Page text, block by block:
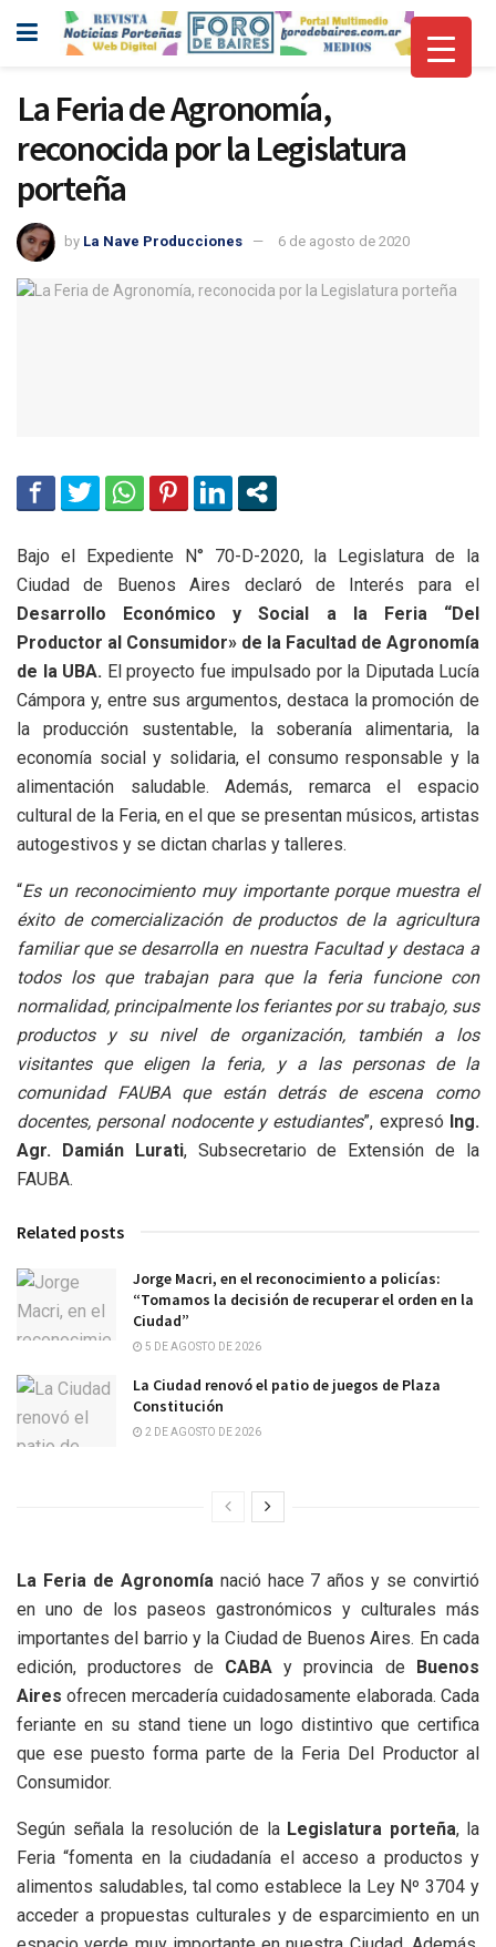
La Feria de Agronomía,
reconocida por la Legislatura
porteña
by La Nave Producciones 6 de agosto de 2020
Bajo el Expediente N° 70-D-2020, la Legislatura de la
Ciudad de Buenos Aires declaró de Interés para el
Desarrollo Económico y Social a la Feria “Del
Productor al Consumidor» de la Facultad de Agronomía
de la UBA. El proyecto fue impulsado por la Diputada Lucía
Cámpora y, entre sus argumentos, destaca la promoción de
la producción sustentable, la soberanía alimentaria, la
economía social y solidaria, el consumo responsable y la
alimentación saludable. Además, remarca el espacio
cultural de la Feria, en el que se presentan músicos, artistas
autogestivos y se dictan charlas y talleres.
“Es un reconocimiento muy importante porque muestra el
éxito de comercialización de productos de la agricultura
familiar que se desarrolla en nuestra Facultad y destaca a
todos los que trabajan para que la feria funcione con
normalidad, principalmente los feriantes por su trabajo, sus
productos y su nivel de organización, también a los
visitantes que eligen la feria, y a las personas de la
comunidad FAUBA que están detrás de escena como
docentes, personal nodocente y estudiantes”, expresó Ing.
Agr. Damián Lurati, Subsecretario de Extensión de la
FAUBA.
Related posts
Jorge Macri, en el reconocimiento a policías:
“Tomamos la decisión de recuperar el orden en la
Ciudad”
5 DE AGOSTO DE 2026
La Ciudad renovó el patio de juegos de Plaza
Constitución
2 DE AGOSTO DE 2026
La Feria de Agronomía nació hace 7 años y se convirtió
en uno de los paseos gastronómicos y culturales más
importantes del barrio y la Ciudad de Buenos Aires. En cada
edición, productores de CABAy provincia de Buenos
Aires ofrecen mercadería cuidadosamente elaborada. Cada
feriante en su stand tiene un logo distintivo que certifica
que ese puesto forma parte de la Feria Del Productor al
Consumidor.
Según señala la resolución de la Legislatura porteña, la
Feria “fomenta en la ciudadanía el acceso a productos y
alimentos saludables, tal como establece la Ley Nº 3704 y
acceder a propuestas culturales y de esparcimiento en un